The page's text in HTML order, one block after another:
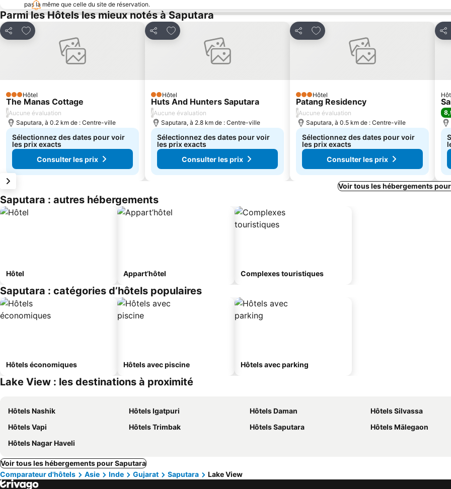
pas la même que celle du site de réservation.
Parmi les Hôtels les mieux notés à Saputara
Partager
Ajouter à mes favoris
3 Étoiles
Hôtel
The Manas Cottage
/Aucune évaluation
Saputara, à 0.2 km de : Centre-ville
Sélectionnez des dates pour voir
les prix exacts
Consulter les prix
Partager
Ajouter à mes favoris
2 Étoiles
Hôtel
Huts And Hunters Saputara
/Aucune évaluation
Saputara, à 2.8 km de : Centre-ville
Sélectionnez des dates pour voir
les prix exacts
Consulter les prix
Partager
Ajouter à mes favoris
3 Étoiles
Hôtel
Patang Residency
/Aucune évaluation
Saputara, à 0.5 km de : Centre-ville
Sélectionnez des dates pour voir
les prix exacts
Consulter les prix
Voir tous les hébergements
Saputara : autres hébergements
Hôtel Appart’hôtel Complexes touristiques
Saputara : catégories d’hôtels populaires
Hôtels économiques Hôtels avec piscine Hôtels avec parking
Lake View : les destinations à proximité
Hôtels Nashik Hôtels Igatpuri Hôtels Daman
Hôtels Silvassa
Hôtels Vapi
Hôtels Trimbak Hôtels Saputara
Hôtels Mālegaon
Hôtels Nagar Haveli
Voir tous les hébergements pour Saputara
Comparateur d'hôtels
Asie Inde Gujarat Saputara Lake View